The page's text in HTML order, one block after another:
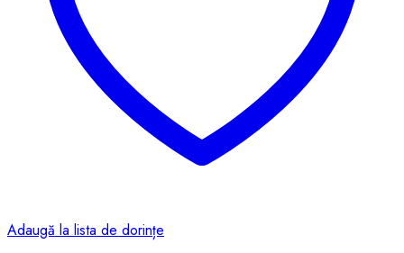
Adaugă la lista de dorințe